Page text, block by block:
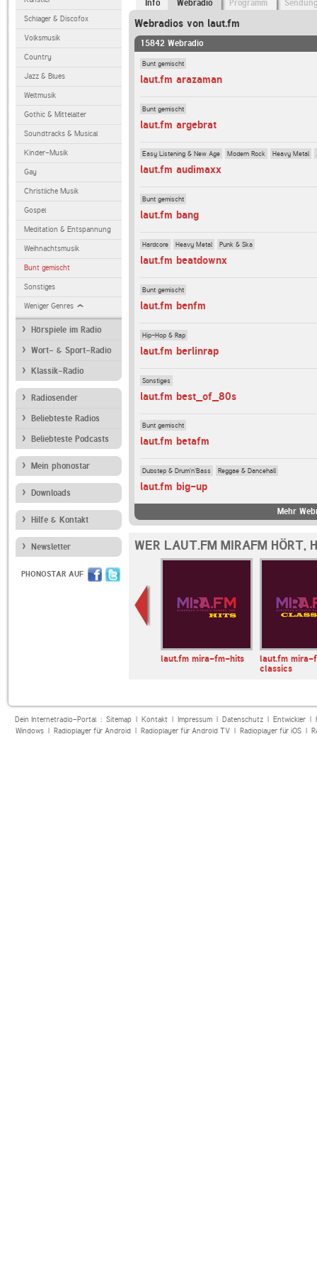
Schlager & Discofox
Volksmusik
Country
Jazz & Blues
Weltmusik
Gothic & Mittelalter
Soundtracks & Musical
Kinder-Musik
Gay
Christliche Musik
Gospel
Meditation & Entspannung
Weihnachtsmusik
Bunt gemischt
Sonstiges
Weniger Genres
Hörspiele im Radio
Wort- & Sport-Radio
Klassik-Radio
Radiosender
Beliebteste Radios
Beliebteste Podcasts
Mein phonostar
Downloads
Hilfe & Kontakt
Newsletter
PHONOSTAR AUF
Info Webradio Programm
Webradios von laut.fm
15842 Webradio
Bunt gemischt
laut.fm arazaman
Bunt gemischt
laut.fm argebrat
Easy Listening & New Age Modern Rock Heavy Metal
laut.fm audimaxx
Bunt gemischt
laut.fm bang
Hardcore Heavy Metal Punk & Ska
laut.fm beatdownx
Bunt gemischt
laut.fm benfm
Hip-Hop & Rap
laut.fm berlinrap
Sonstiges
laut.fm best_of_80s
Bunt gemischt
laut.fm betafm
Dubstep & Drum'n'Bass Reggae & Dancehall
laut.fm big-up
Mehr
WER LAUT.FM MIRAFM HÖRT,
laut.fm mira-fm-hits
laut.fm mira-
classics
Dein Internetradio-Portal : Sitemap| Kontakt| Impressum| Datenschutz| Entwickler|
Windows| Radioplayer für Android| Radioplayer für Android TV| Radioplayer für iOS|